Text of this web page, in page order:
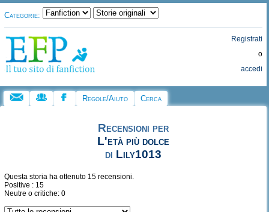
Categorie:
Registrati
o
accedi
Regole/Aiuto Cerca
Recensioni per
L'età più dolce
di Lily1013
Questa storia ha ottenuto 15 recensioni.
Positive : 15
Neutre o critiche: 0